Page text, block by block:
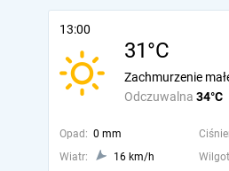
13:00
31°C
Odczuwalna 34°C
Zachmurzenie
Opad: 0 mm
Wiatr:
16 km/h